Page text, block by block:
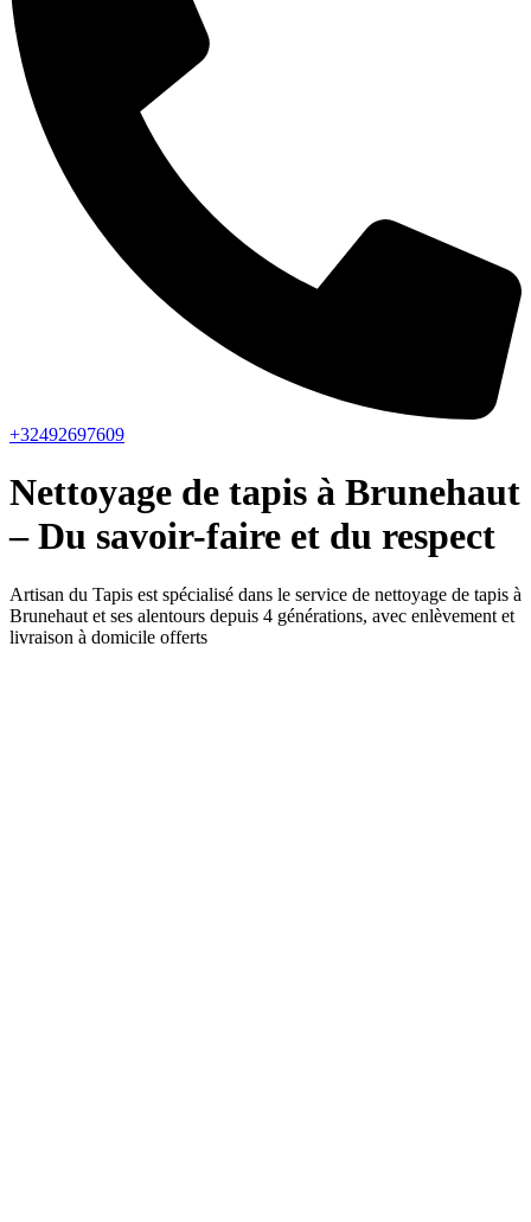
+32492697609
Nettoyage de tapis à Brunehaut
– Du savoir-faire et du respect
Artisan du Tapis est spécialisé dans le service de nettoyage de tapis à
Brunehaut et ses alentours depuis 4 générations, avec enlèvement et
livraison à domicile offerts